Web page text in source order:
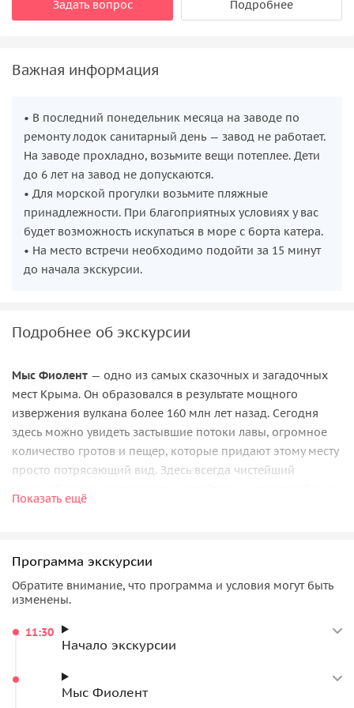
Задать вопрос Подробнее
Важная информация
• В последний понедельник месяца на заводе по
ремонту лодок санитарный день — завод не работает.
На заводе прохладно, возьмите вещи потеплее. Дети
до 6 лет на завод не допускаются.
• Для морской прогулки возьмите пляжные
принадлежности. При благоприятных условиях у вас
будет возможность искупаться в море с борта катера.
• На место встречи необходимо подойти за 15 минут
до начала экскурсии.
Подробнее об экскурсии
Мыс Фиолент — одно из самых сказочных и загадочных
мест Крыма. Он образовался в результате мощного
извержения вулкана более 160 млн лет назад. Сегодня
здесь можно увидеть застывшие потоки лавы, огромное
количество гротов и пещер, которые придают этому месту
просто потрясающий вид. Здесь всегда чистейший
достопримечательности и кристально чистая вода на
является древний
Георгиевский монастырь
891 году, после крушения корабля, оказались на этом
берегу. Путь к монастырю проходит через
, откуда открываются прекрасные виды на
безбрежное море, памятник Пушкину, скалы Святого
Показать ещё
Программа экскурсии
Обратите внимание, что программа и условия могут быть
изменены.
11:30
Начало экскурсии
Мыс Фиолент